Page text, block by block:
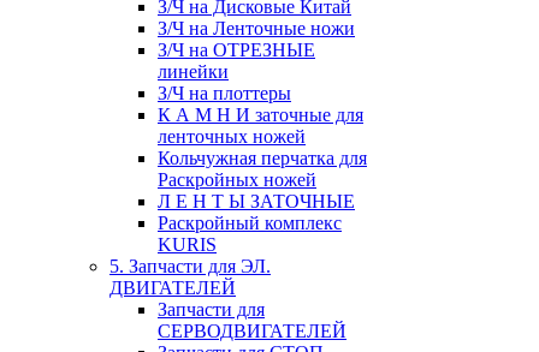
З/Ч на Дисковые Китай
З/Ч на Ленточные ножи
З/Ч на ОТРЕЗНЫЕ
линейки
З/Ч на плоттеры
К А М Н И заточные для
ленточных ножей
Кольчужная перчатка для
Раскройных ножей
Л Е Н Т Ы ЗАТОЧНЫЕ
Раскройный комплекс
KURIS
5. Запчасти для ЭЛ.
ДВИГАТЕЛЕЙ
Запчасти для
СЕРВОДВИГАТЕЛЕЙ